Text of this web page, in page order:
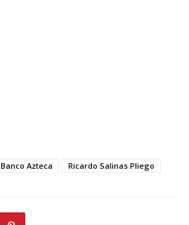
Banco Azteca Ricardo Salinas Pliego